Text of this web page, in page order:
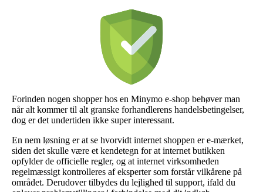
Forinden nogen shopper hos en Minymo e-shop behøver man
når alt kommer til alt granske forhandlerens handelsbetingelser,
dog er det undertiden ikke super interessant.
En nem løsning er at se hvorvidt internet shoppen er e-mærket,
siden det skulle være et kendetegn for at internet butikken
opfylder de officielle regler, og at internet virksomheden
regelmæssigt kontrolleres af eksperter som forstår vilkårene på
området. Derudover tilbydes du lejlighed til support, ifald du